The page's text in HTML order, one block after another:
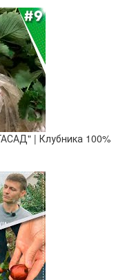
| Клубника 100%